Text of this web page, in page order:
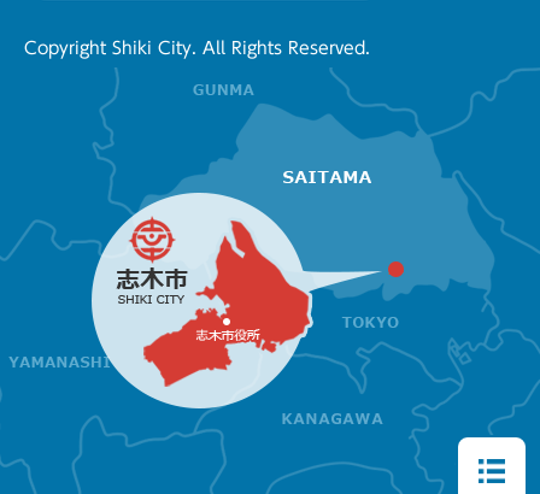
Copyright Shiki City. All Rights Reserved.